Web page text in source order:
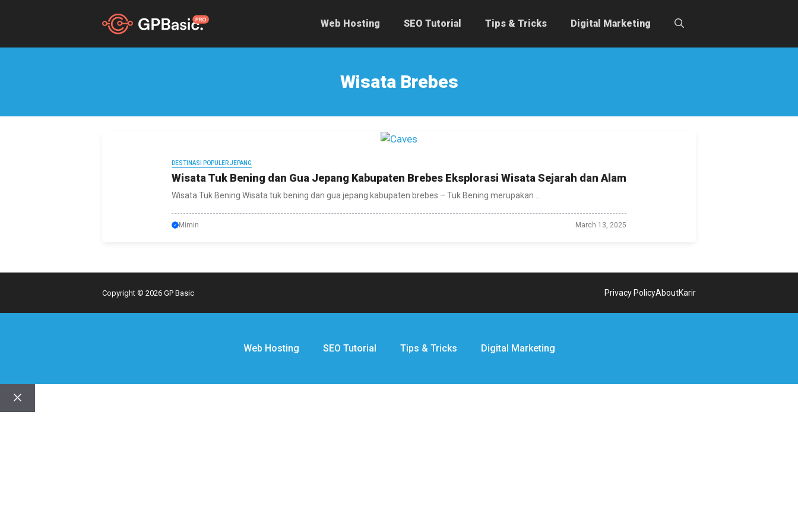
Web Hosting SEO Tutorial Tips & Tricks Digital Marketing
Wisata Brebes
DESTINASI POPULER JEPANG
Wisata Tuk Bening dan Gua Jepang Kabupaten Brebes Eksplorasi Wisata Sejarah dan Alam
Wisata Tuk Bening Wisata tuk bening dan gua jepang kabupaten brebes – Tuk Bening merupakan ...
Mimin March 13, 2025
Copyright © 2026 GP Basic Privacy PolicyAboutKarir
Web Hosting SEO Tutorial Tips & Tricks Digital Marketing
Close